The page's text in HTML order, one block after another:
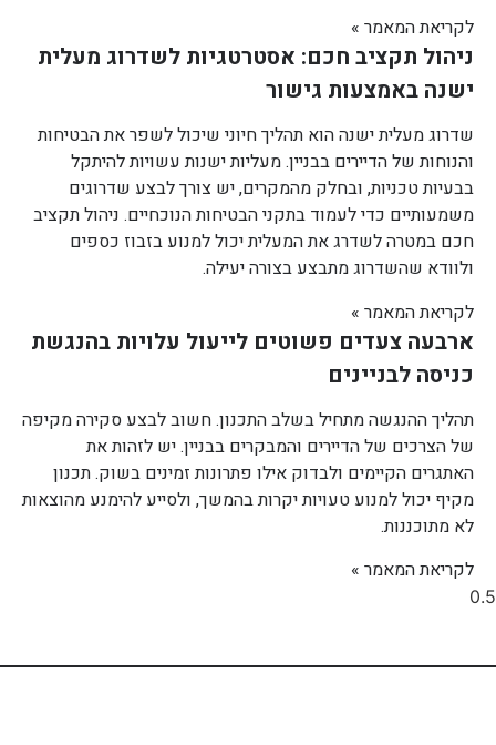
לקריאת המאמר »
ניהול תקציב חכם: אסטרטגיות לשדרוג מעלית
ישנה באמצעות גישור
שדרוג מעלית ישנה הוא תהליך חיוני שיכול לשפר את הבטיחות
והנוחות של הדיירים בבניין. מעליות ישנות עשויות להיתקל
בבעיות טכניות, ובחלק מהמקרים, יש צורך לבצע שדרוגים
משמעותיים כדי לעמוד בתקני הבטיחות הנוכחיים. ניהול תקציב
חכם במטרה לשדרג את המעלית יכול למנוע בזבוז כספים
ולוודא שהשדרוג מתבצע בצורה יעילה.
לקריאת המאמר »
ארבעה צעדים פשוטים לייעול עלויות בהנגשת
כניסה לבניינים
תהליך ההנגשה מתחיל בשלב התכנון. חשוב לבצע סקירה מקיפה
של הצרכים של הדיירים והמבקרים בבניין. יש לזהות את
האתגרים הקיימים ולבדוק אילו פתרונות זמינים בשוק. תכנון
מקיף יכול למנוע טעויות יקרות בהמשך, ולסייע להימנע מהוצאות
לא מתוכננות.
לקריאת המאמר »